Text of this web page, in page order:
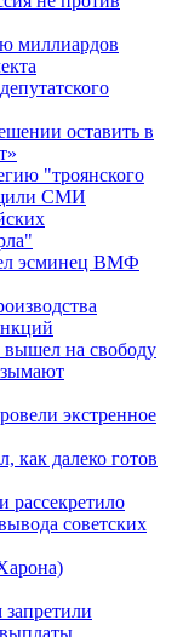
миллиардов
оставить в
"троянского
СМИ
эсминец ВМФ
на свободу
экстренное
как далеко готов
советских